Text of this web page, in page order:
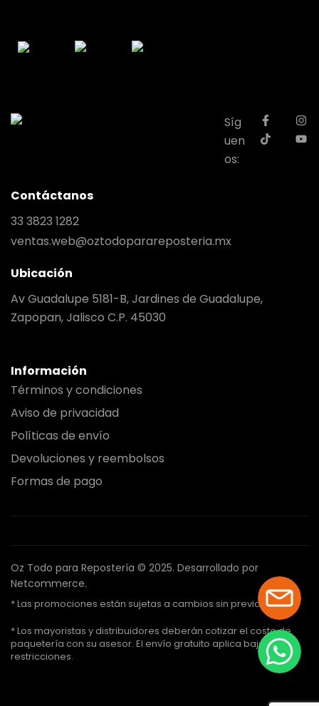
Síg
uen
os:
Contáctanos
33 3823 1282
ventas.web@oztodoparareposteria.mx
Ubicación
Av Guadalupe 5181-B, Jardines de Guadalupe,
Zapopan, Jalisco C.P. 45030
Información
Términos y condiciones
Aviso de privacidad
Políticas de envío
Devoluciones y reembolsos
Formas de pago
Oz Todo para Repostería © 2025. Desarrollado por
Netcommerce.
* Las promociones están sujetas a cambios sin previo aviso.
* Los mayoristas y distribuidores deberán cotizar el costo de
paquetería con su asesor. El envío gratuito aplica bajo ciertas
restricciones.